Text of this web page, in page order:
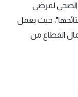
الصحي لمرضى
حيث يعمل
القطاع من